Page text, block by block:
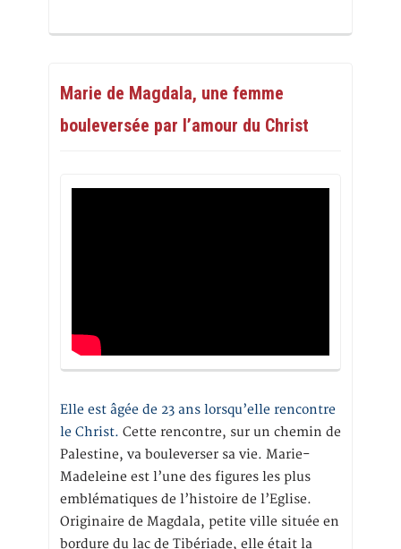
Marie de Magdala, une femme
bouleversée par l’amour du Christ
Elle est âgée de 23 ans lorsqu’elle rencontre
le Christ. Cette rencontre, sur un chemin de
Palestine, va bouleverser sa vie. Marie-
Madeleine est l’une des figures les plus
emblématiques de l’histoire de l’Eglise.
Originaire de Magdala, petite ville située en
bordure du lac de Tibériade, elle était la